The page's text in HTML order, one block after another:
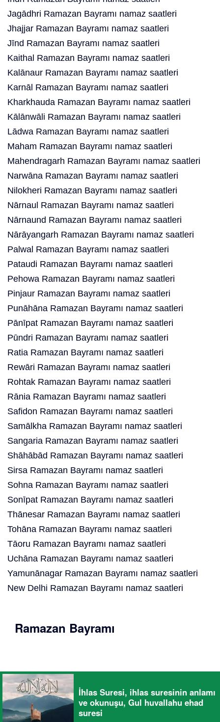
Jagādhri Ramazan Bayramı namaz saatleri
Jhajjar Ramazan Bayramı namaz saatleri
Jīnd Ramazan Bayramı namaz saatleri
Kaithal Ramazan Bayramı namaz saatleri
Kalānaur Ramazan Bayramı namaz saatleri
Karnāl Ramazan Bayramı namaz saatleri
Kharkhauda Ramazan Bayramı namaz saatleri
Kālānwāli Ramazan Bayramı namaz saatleri
Lādwa Ramazan Bayramı namaz saatleri
Maham Ramazan Bayramı namaz saatleri
Mahendragarh Ramazan Bayramı namaz saatleri
Narwāna Ramazan Bayramı namaz saatleri
Nilokheri Ramazan Bayramı namaz saatleri
Nārnaul Ramazan Bayramı namaz saatleri
Nārnaund Ramazan Bayramı namaz saatleri
Nārāyangarh Ramazan Bayramı namaz saatleri
Palwal Ramazan Bayramı namaz saatleri
Pataudi Ramazan Bayramı namaz saatleri
Pehowa Ramazan Bayramı namaz saatleri
Pinjaur Ramazan Bayramı namaz saatleri
Punāhāna Ramazan Bayramı namaz saatleri
Pānīpat Ramazan Bayramı namaz saatleri
Pūndri Ramazan Bayramı namaz saatleri
Ratia Ramazan Bayramı namaz saatleri
Rewāri Ramazan Bayramı namaz saatleri
Rohtak Ramazan Bayramı namaz saatleri
Rānia Ramazan Bayramı namaz saatleri
Safidon Ramazan Bayramı namaz saatleri
Samālkha Ramazan Bayramı namaz saatleri
Sangaria Ramazan Bayramı namaz saatleri
Shāhābād Ramazan Bayramı namaz saatleri
Sirsa Ramazan Bayramı namaz saatleri
Sohna Ramazan Bayramı namaz saatleri
Sonīpat Ramazan Bayramı namaz saatleri
Thānesar Ramazan Bayramı namaz saatleri
Tohāna Ramazan Bayramı namaz saatleri
Tāoru Ramazan Bayramı namaz saatleri
Uchāna Ramazan Bayramı namaz saatleri
Yamunānagar Ramazan Bayramı namaz saatleri
New Delhi Ramazan Bayramı namaz saatleri
Ramazan Bayramı
İhlas Suresi, ihlas suresinin anlamı
ve okunuşu, Gul huvallahu ehad
suresi